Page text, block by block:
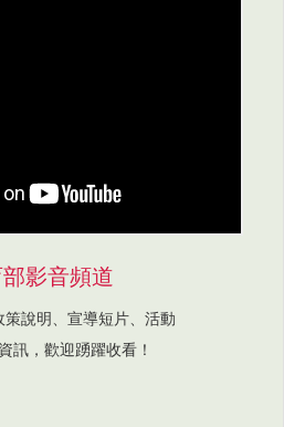
影音頻道
說明、宣導短片、活動
訊，歡迎踴躍收看！